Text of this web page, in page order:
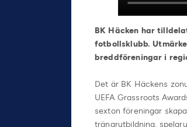
BK Häcken har
fotbollsklubb.
breddföreningar i
Det är BK Häckens
UEFA Grassroots
sexton föreningar
tränarutbildning,